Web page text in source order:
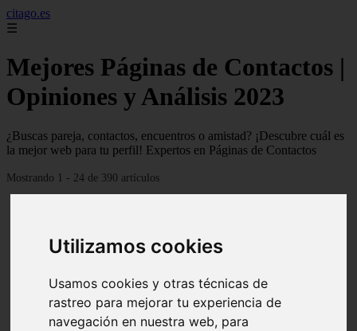
Utilizamos cookies
Usamos cookies y otras técnicas de
rastreo para mejorar tu experiencia de
navegación en nuestra web, para
citago.es
☰
Mejores Páginas de Contactos |
Opiniones y Análisis 2023
¿Buscas pareja, contactos, encuentros o amistad? ¡Descubre cuál es
la mejor web para tu perfil! Expertos en Páginas de Contactos
Mostrando 1 - 24 de 390 artículos